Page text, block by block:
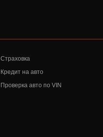
Страховка
Кредит на авто
Проверка авто по VIN